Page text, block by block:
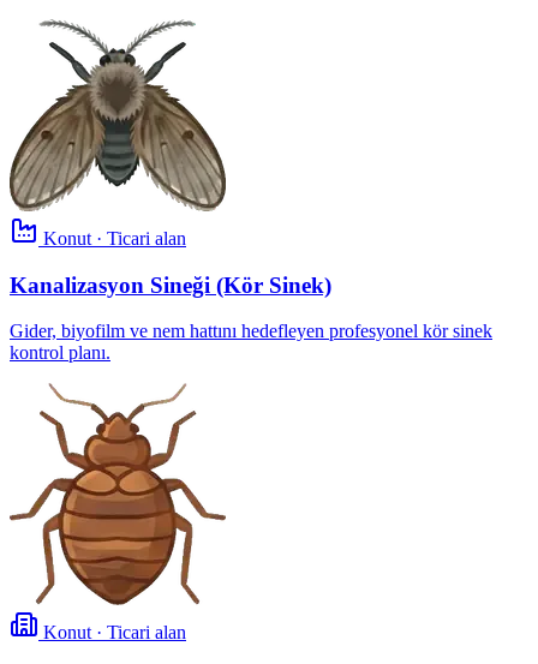
Konut · Ticari alan
Kanalizasyon Sineği (Kör Sinek)
Gider, biyofilm ve nem hattını hedefleyen profesyonel kör sinek
kontrol planı.
Konut · Ticari alan